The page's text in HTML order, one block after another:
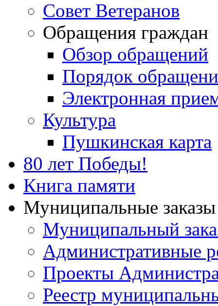
Совет Ветеранов
Обращения граждан
Обзор обращений
Порядок
Электронная
Культура
Пушкинская карта
80 лет Победы!
Книга памяти
Муниципальные
Муниципальный
Административные
Проекты
Реестр